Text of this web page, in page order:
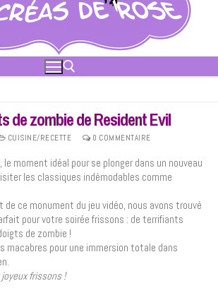
de zombie de Resident Evil
CUISINE/RECETTE 0 COMMENTAIRE
le moment idéal pour se plonger dans un nouveau
les classiques indémodables comme
ce monument du jeu vidéo, nous avons trouvé
pour votre soirée frissons : de terrifiants
de zombie !
macabres pour une immersion totale dans
frissons !